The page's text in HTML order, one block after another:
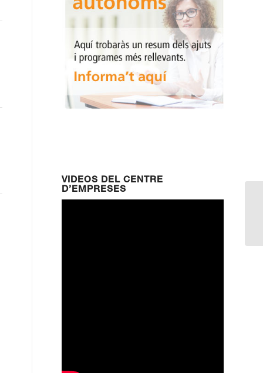
VIDEOS DEL CENTRE
D’EMPRESES